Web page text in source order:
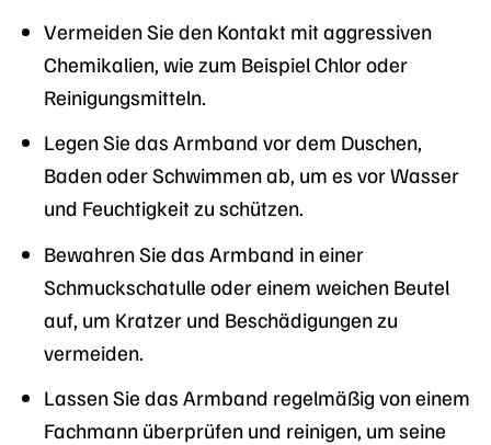
Vermeiden Sie den Kontakt mit aggressiven
Chemikalien, wie zum Beispiel Chlor oder
Reinigungsmitteln.
Legen Sie das Armband vor dem Duschen,
Baden oder Schwimmen ab, um es vor Wasser
und Feuchtigkeit zu schützen.
Bewahren Sie das Armband in einer
Schmuckschatulle oder einem weichen Beutel
auf, um Kratzer und Beschädigungen zu
vermeiden.
Lassen Sie das Armband regelmäßig von einem
Fachmann überprüfen und reinigen, um seine